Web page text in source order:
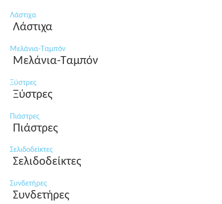
Λάστιχα
Λάστιχα
Μελάνια-Ταμπόν
Μελάνια-Ταμπόν
Ξύστρες
Ξύστρες
Πιάστρες
Πιάστρες
Σελιδοδείκτες
Σελιδοδείκτες
Συνδετήρες
Συνδετήρες